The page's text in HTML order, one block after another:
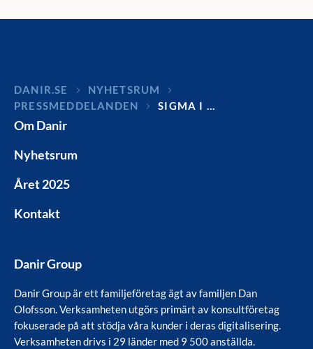
DANIR
NYHETSRUM
PRESSMEDDELANDEN
SIGMA I …
Om Danir
Nyhetsrum
Året 2025
Kontakt
Danir Group
Danir Group är ett familjeföretag ägt av familjen Dan
Olofsson. Verksamheten utgörs primärt av konsultföretag
fokuserade på att stödja våra kunder i deras digitalisering.
Verksamheten drivs i 29 länder med 9 500 anställda.